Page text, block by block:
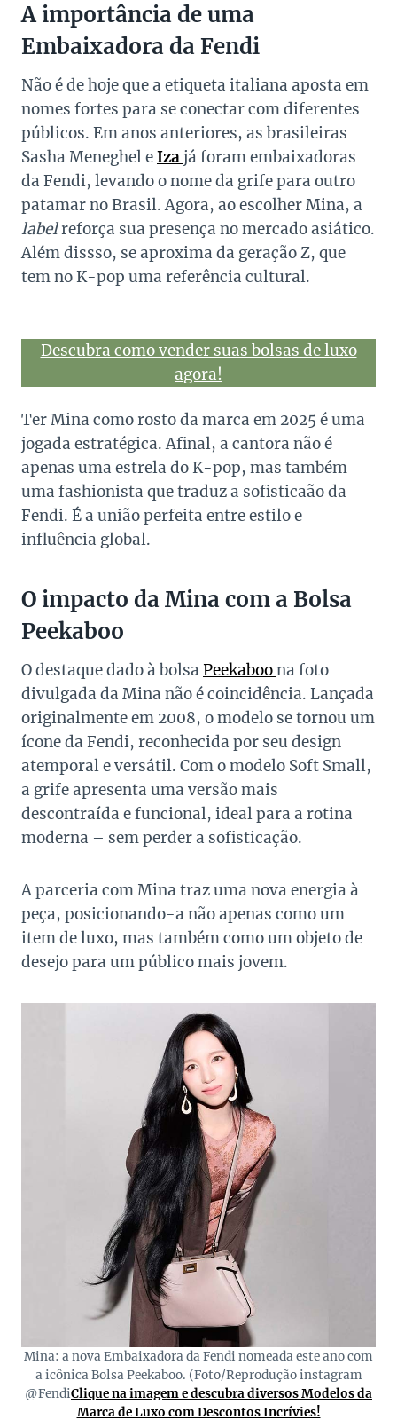
A importância de uma
Embaixadora da Fendi
Não é de hoje que a etiqueta italiana aposta em
nomes fortes para se conectar com diferentes
públicos. Em anos anteriores, as brasileiras
Sasha Meneghel eIzajá foram embaixadoras
da Fendi, levando o nome da grife para outro
patamar no Brasil. Agora, ao escolher Mina, a
labelreforça sua presença no mercado asiático.
Além dissso, se aproxima da geração Z, que
tem no K-pop uma referência cultural.
Descubra como vender suas bolsas de luxo
agora!
Ter Mina como rosto da marca em 2025 é uma
jogada estratégica. Afinal, a cantora não é
apenas uma estrela do K-pop, mas também
uma fashionista que traduz a sofisticaão da
Fendi. É a união perfeita entre estilo e
influência global.
O impacto da Mina com a Bolsa
Peekaboo
O destaque dado à bolsa Peekaboona foto
divulgada da Mina não é coincidência. Lançada
originalmente em 2008, o modelo se tornou um
ícone da Fendi, reconhecida por seu design
atemporal e versátil. Com o modelo Soft Small,
a grife apresenta uma versão mais
descontraída e funcional, ideal para a rotina
moderna – sem perder a sofisticação.
A parceria com Mina traz uma nova energia à
peça, posicionando-a não apenas como um
item de luxo, mas também como um objeto de
desejo para um público mais jovem.
Mina: a nova Embaixadora da Fendi nomeada este ano com
a icônica Bolsa Peekaboo. (Foto/Reprodução instagram
@FendiClique na imagem e descubra diversos Modelos da
Marca de Luxo com Descontos Incrívies!